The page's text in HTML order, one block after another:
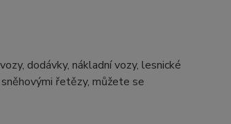
dodávky, nákladní vozy, lesnické
řetězy, můžete se